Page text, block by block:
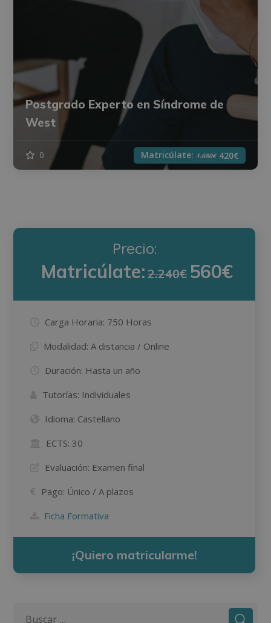
Postgrado Experto en Síndrome de
West
0 Matricúlate:1.680€ 420€
Precio:
Matricúlate:2.240€ 560€
Carga Horaria: 750 Horas
Modalidad: A distancia / Online
Duración: Hasta un año
Tutorías: Individuales
Idioma: Castellano
ECTS: 30
Evaluación: Examen final
Pago: Único / A plazos
Ficha Formativa
¡Quiero matricularme!